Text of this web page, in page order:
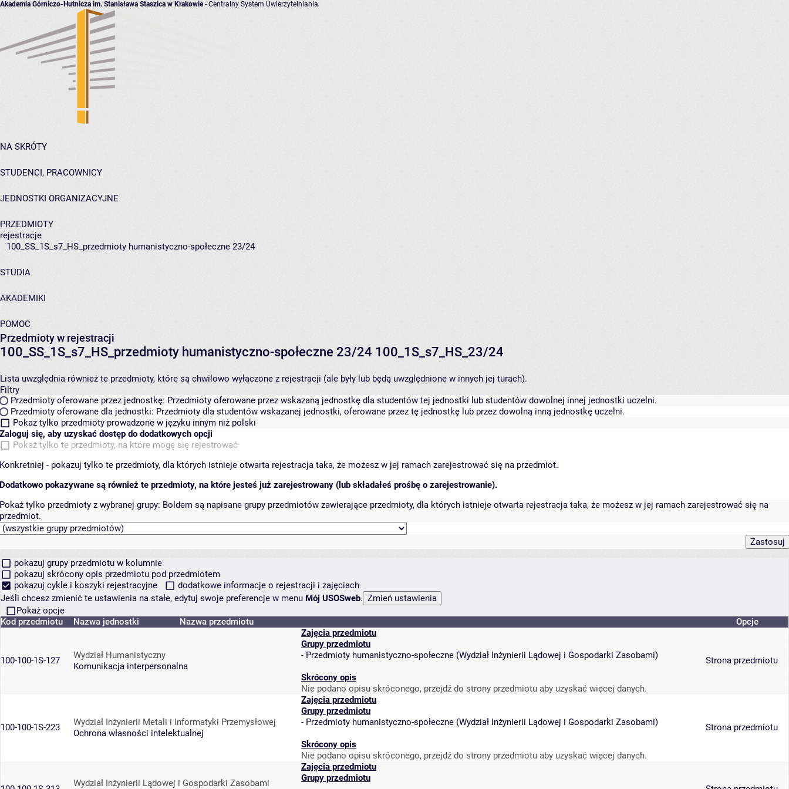
Akademia Górniczo-Hutnicza im. Stanisława Staszica w Krakowie- Centralny System Uwierzytelniania
NA SKRÓTY
STUDENCI, PRACOWNICY
JEDNOSTKI ORGANIZACYJNE
PRZEDMIOTY
rejestracje
100_SS_1S_s7_HS_przedmioty humanistyczno-społeczne 23/24
STUDIA
AKADEMIKI
POMOC
Przedmioty w rejestracji
100_SS_1S_s7_HS_przedmioty humanistyczno-społeczne 23/24 100_1S_s7_HS_23/24
Lista uwzględnia również te przedmioty, które są chwilowo wyłączone z rejestracji (ale były lub będą uwzględnione w innych jej turach).
Filtry
Przedmioty oferowane przez jednostkę: Przedmioty oferowane przez wskazaną jednostkę dla studentów tej jednostki lub studentów dowolnej innej jednostki uczelni.
Przedmioty oferowane dla jednostki: Przedmioty dla studentów wskazanej jednostki, oferowane przez tę jednostkę lub przez dowolną inną jednostkę uczelni.
Pokaż tylko przedmioty prowadzone w języku innym niż polski
Zaloguj się, aby uzyskać dostęp do dodatkowych opcji
Pokaż tylko te przedmioty, na które mogę się rejestrować
Konkretniej - pokazuj tylko te przedmioty, dla których istnieje otwarta rejestracja taka, że możesz w jej ramach zarejestrować się na przedmiot.
Dodatkowo pokazywane są również te przedmioty, na które jesteś już zarejestrowany (lub składałeś prośbę o zarejestrowanie).
Pokaż tylko przedmioty z wybranej grupy: Boldem są napisane grupy przedmiotów zawierające przedmioty, dla których istnieje otwarta rejestracja taka, że możesz w jej ramach zarejestrować się na
przedmiot.
pokazuj grupy przedmiotu w kolumnie
pokazuj skrócony opis przedmiotu pod przedmiotem
pokazuj cykle i koszyki rejestracyjne
dodatkowe informacje o rejestracji i zajęciach
Jeśli chcesz zmienić te ustawienia na stałe, edytuj swoje preferencje w menu Mój USOSweb.
Pokaż opcje
Kod przedmiotu
Nazwa jednostki Nazwa przedmiotu Opcje
100-100-1S-127
Wydział Humanistyczny
Komunikacja interpersonalna
Zajęcia przedmiotu
Grupy przedmiotu
- Przedmioty humanistyczno-społeczne (Wydział Inżynierii Lądowej i Gospodarki Zasobami)
Skrócony opis
Nie podano opisu skróconego, przejdź do strony przedmiotu aby uzyskać więcej danych.
Strona przedmiotu
100-100-1S-223
Wydział Inżynierii Metali i Informatyki Przemysłowej
Ochrona własności intelektualnej
Zajęcia przedmiotu
Grupy przedmiotu
- Przedmioty humanistyczno-społeczne (Wydział Inżynierii Lądowej i Gospodarki Zasobami)
Skrócony opis
Nie podano opisu skróconego, przejdź do strony przedmiotu aby uzyskać więcej danych.
Strona przedmiotu
Wydział Inżynierii Lądowej i Gospodarki Zasobami
Zajęcia przedmiotu
Grupy przedmiotu